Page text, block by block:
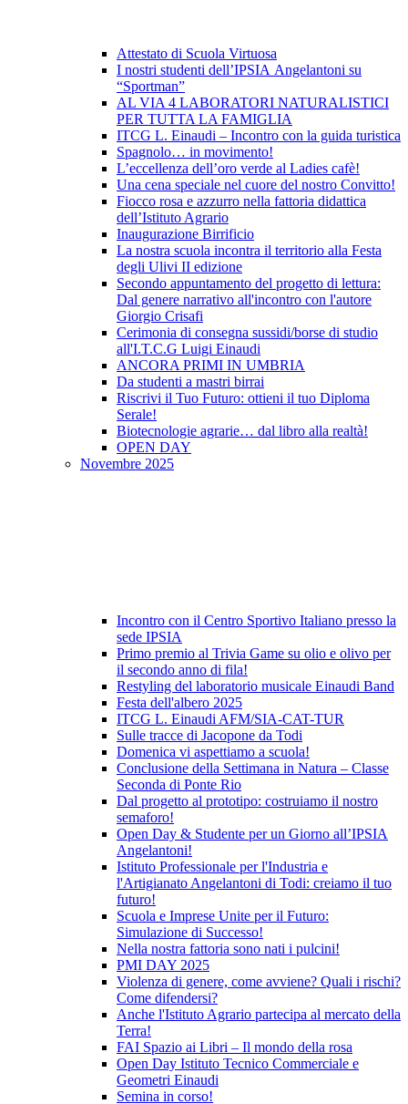
Attestato di Scuola Virtuosa
I nostri studenti dell’IPSIA Angelantoni su
“Sportman”
AL VIA 4 LABORATORI NATURALISTICI
PER TUTTA LA FAMIGLIA
ITCG L. Einaudi – Incontro con la guida turistica
Spagnolo… in movimento!
L’eccellenza dell’oro verde al Ladies cafè!
Una cena speciale nel cuore del nostro Convitto!
Fiocco rosa e azzurro nella fattoria didattica
dell’Istituto Agrario
Inaugurazione Birrificio
La nostra scuola incontra il territorio alla Festa
degli Ulivi II edizione
Secondo appuntamento del progetto di lettura:
Dal genere narrativo all'incontro con l'autore
Giorgio Crisafi
Cerimonia di consegna sussidi/borse di studio
all'I.T.C.G Luigi Einaudi
ANCORA PRIMI IN UMBRIA
Da studenti a mastri birrai
Riscrivi il Tuo Futuro: ottieni il tuo Diploma
Serale!
Biotecnologie agrarie… dal libro alla realtà!
OPEN DAY
Novembre 2025
Incontro con il Centro Sportivo Italiano presso la
sede IPSIA
Primo premio al Trivia Game su olio e olivo per
il secondo anno di fila!
Restyling del laboratorio musicale Einaudi Band
Festa dell'albero 2025
ITCG L. Einaudi AFM/SIA-CAT-TUR
Sulle tracce di Jacopone da Todi
Domenica vi aspettiamo a scuola!
Conclusione della Settimana in Natura – Classe
Seconda di Ponte Rio
Dal progetto al prototipo: costruiamo il nostro
semaforo!
Open Day & Studente per un Giorno all’IPSIA
Angelantoni!
Istituto Professionale per l'Industria e
l'Artigianato Angelantoni di Todi: creiamo il tuo
futuro!
Scuola e Imprese Unite per il Futuro:
Simulazione di Successo!
Nella nostra fattoria sono nati i pulcini!
PMI DAY 2025
Violenza di genere, come avviene? Quali i rischi?
Come difendersi?
Anche l'Istituto Agrario partecipa al mercato della
Terra!
FAI Spazio ai Libri – Il mondo della rosa
Open Day Istituto Tecnico Commerciale e
Geometri Einaudi
Semina in corso!